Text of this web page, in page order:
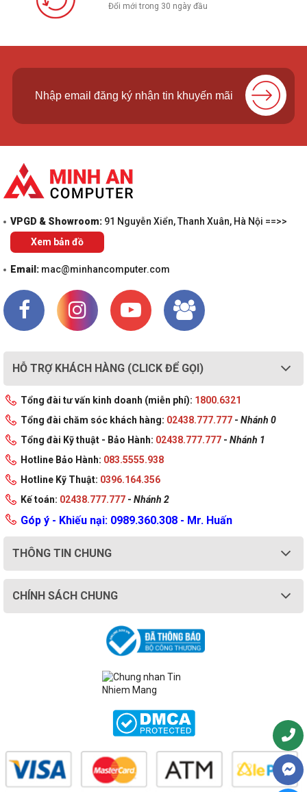
Đổi mới trong 30 ngày đầu
VPGD & Showroom: 91 Nguyễn Xiển, Thanh Xuân, Hà Nội ==>>
Xem bản đồ
Email: mac@minhancomputer.com
HỖ TRỢ KHÁCH HÀNG (CLICK ĐỂ GỌI)
Tổng đài tư vấn kinh doanh (miễn phí): 1800.6321
Tổng đài chăm sóc khách hàng: 02438.777.777 - Nhánh 0
Tổng đài Kỹ thuật - Bảo Hành: 02438.777.777 - Nhánh 1
Hotline Bảo Hành: 083.5555.938
Hotline Kỹ Thuật: 0396.164.356
Kế toán: 02438.777.777 - Nhánh 2
Góp ý - Khiếu nại: 0989.360.308 - Mr. Huấn
THÔNG TIN CHUNG
CHÍNH SÁCH CHUNG